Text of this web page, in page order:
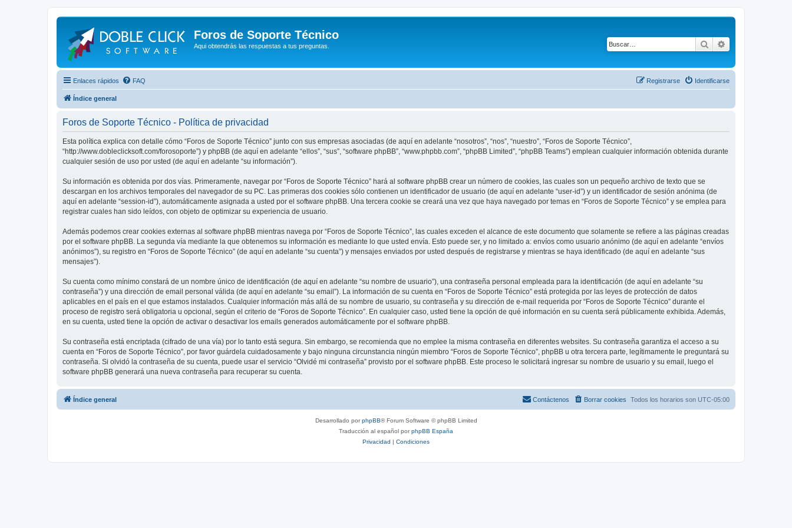
Foros de Soporte Técnico
Aqui obtendrás las respuestas a tus preguntas. Buscar
Enlaces rápidos FAQ Identificarse
Registrarse
Índice general
Foros de Soporte Técnico - Política de privacidad
Esta política explica con detalle cómo “Foros de Soporte Técnico” junto con sus empresas asociadas (de aquí en adelante “nosotros”, “nos”, “nuestro”, “Foros de Soporte Técnico”,
“http://www.dobleclicksoft.com/forosoporte”) y phpBB (de aquí en adelante “ellos”, “sus”, “software phpBB”, “www.phpbb.com”, “phpBB Limited”, “phpBB Teams”) emplean cualquier información obtenida durante
cualquier sesión de uso por usted (de aquí en adelante “su información”).
Su información es obtenida por dos vías. Primeramente, navegar por “Foros de Soporte Técnico” hará al software phpBB crear un número de cookies, las cuales son un pequeño archivo de texto que se
descargan en los archivos temporales del navegador de su PC. Las primeras dos cookies sólo contienen un identificador de usuario (de aquí en adelante “user-id”) y un identificador de sesión anónima (de
aquí en adelante “session-id”), automáticamente asignada a usted por el software phpBB. Una tercera cookie se creará una vez que haya navegado por temas en “Foros de Soporte Técnico” y se emplea para
registrar cuales han sido leídos, con objeto de optimizar su experiencia de usuario.
Además podemos crear cookies externas al software phpBB mientras navega por “Foros de Soporte Técnico”, las cuales exceden el alcance de este documento que solamente se refiere a las páginas creadas
por el software phpBB. La segunda vía mediante la que obtenemos su información es mediante lo que usted envía. Esto puede ser, y no limitado a: envíos como usuario anónimo (de aquí en adelante “envíos
anónimos”), su registro en “Foros de Soporte Técnico” (de aquí en adelante “su cuenta”) y mensajes enviados por usted después de registrarse y mientras se haya identificado (de aquí en adelante “sus
mensajes”).
Su cuenta como mínimo constará de un nombre único de identificación (de aquí en adelante “su nombre de usuario”), una contraseña personal empleada para la identificación (de aquí en adelante “su
contraseña”) y una dirección de email personal válida (de aquí en adelante “su email”). La información de su cuenta en “Foros de Soporte Técnico” está protegida por las leyes de protección de datos
aplicables en el país en el que estamos instalados. Cualquier información más allá de su nombre de usuario, su contraseña y su dirección de e-mail requerida por “Foros de Soporte Técnico” durante el
proceso de registro será obligatoria u opcional, según el criterio de “Foros de Soporte Técnico”. En cualquier caso, usted tiene la opción de qué información en su cuenta será públicamente exhibida. Además,
en su cuenta, usted tiene la opción de activar o desactivar los emails generados automáticamente por el software phpBB.
Su contraseña está encriptada (cifrado de una vía) por lo tanto está segura. Sin embargo, se recomienda que no emplee la misma contraseña en diferentes websites. Su contraseña garantiza el acceso a su
cuenta en “Foros de Soporte Técnico”, por favor guárdela cuidadosamente y bajo ninguna circunstancia ningún miembro “Foros de Soporte Técnico”, phpBB u otra tercera parte, legítimamente le preguntará su
contraseña. Si olvidó la contraseña de su cuenta, puede usar el servicio “Olvidé mi contraseña” provisto por el software phpBB. Este proceso le solicitará ingresar su nombre de usuario y su email, luego el
software phpBB generará una nueva contraseña para recuperar su cuenta.
Índice general Todos los horarios son UTC-05:00
Borrar cookies
Contáctenos
Desarrollado porphpBB® Forum Software © phpBB Limited
Traducción al español porphpBB España
Privacidad | Condiciones